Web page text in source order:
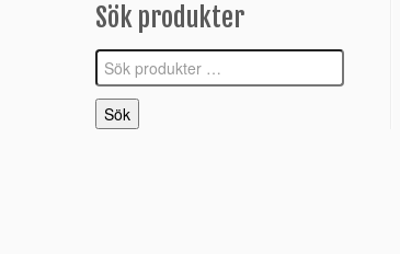
Sök produkter
Sök
efter:
Sök